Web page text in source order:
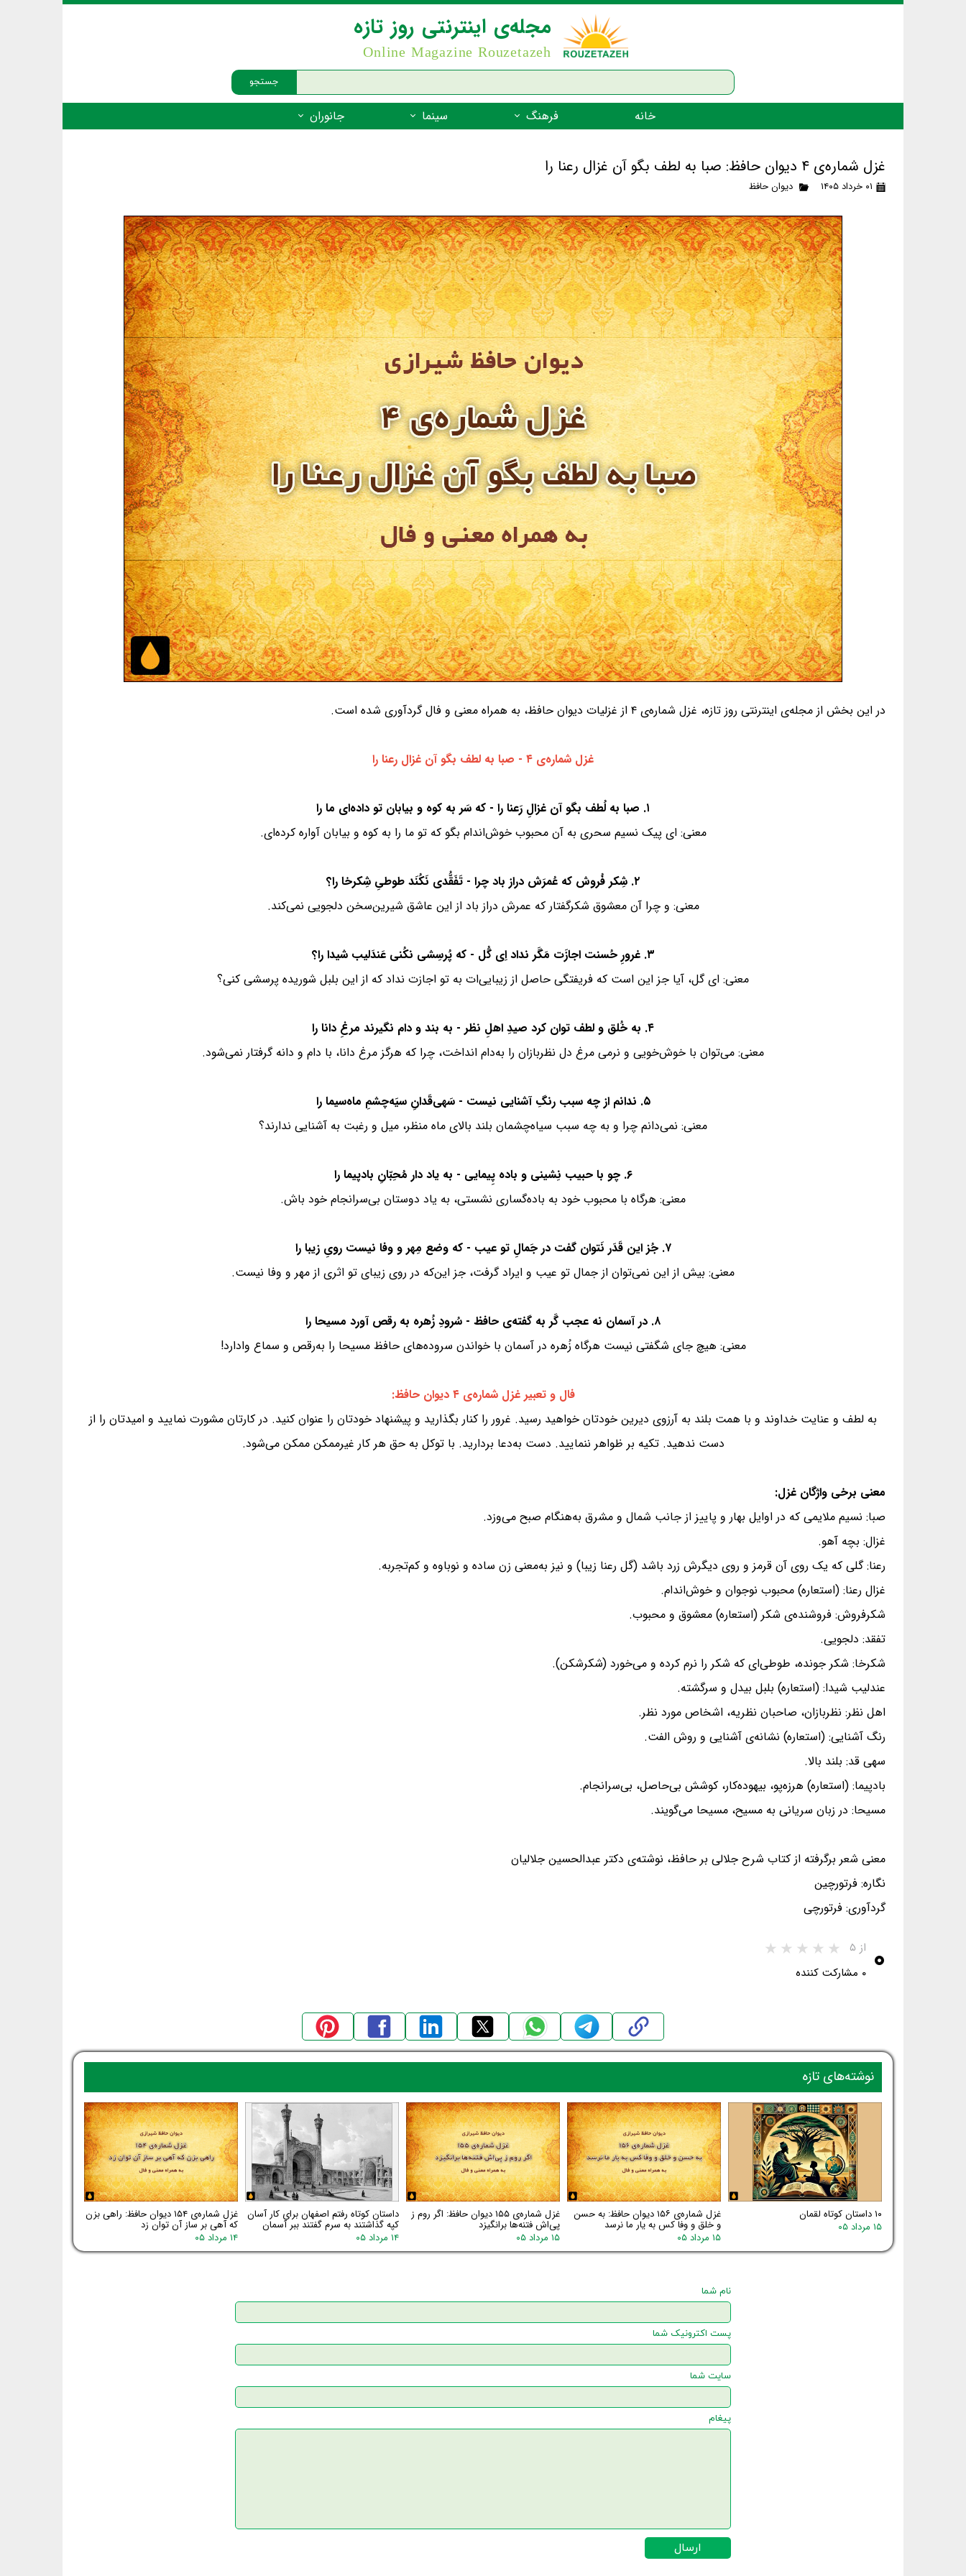
جستجو
مجله‌ی اینترنتی روز تازه
Online Magazine Rouzetazeh
خانه فرهنگ
نام‌نامه
ضرب المثل
شعر فارسی
زندگینامه‌ی بزرگان
گفتاورد
سینما جانوران
جانوران مهره‌دار - دوزیستان
جانوران مهره‌دار - ماهیان
جانوران مهره‌دار - فهرست‌ها
غزل شماره‌ی ۴ دیوان حافظ: صبا به لطف بگو آن غزال رعنا را
۰۱ خرداد ۱۴۰۵ دیوان حافظ
در این بخش از مجله‌ی اینترنتی روز تازه، غزل شماره‌ی ۴ از غزلیات دیوان حافظ، به همراه معنی و فال گردآوری شده است.
غزل شماره‌ی ۴ - صبا به لطف بگو آن غزال رعنا را
۱. صبا به لُطف بگو آن غزالِ رَعنا را - که سَر به کوه و بیابان تو داده‌ای ما را
معنی: ای پیک نسیم سحری به آن محبوب خوش‌اندام بگو که تو ما را به کوه و بیابان آواره کرده‌ای.
۲. شِکر فُروش که عُمرَش دراز باد چرا - تَفَقُّدی نَکُنَد طوطیِ شِکرخا را؟
معنی: و چرا آن معشوق شکرگفتار که عمرش دراز باد از این عاشق شیرین‌سخن دلجویی نمی‌کند.
۳. غرورِ حُسنت اجازَت مَگَر نداد اِی گُل - که پُرسِشی نکُنی عَندَلیب شیدا را؟
معنی: ای گل، آیا جز این است که فریفتگی حاصل از زیبایی‌ات به تو اجازت نداد که از این بلبل شوریده پرسشی کنی؟
۴. به خُلق و لطف توان کرد صیدِ اهلِ نظر - به بند و دام نگیرند مرغِ دانا را
معنی: می‌توان با خوش‌خویی و نرمی مرغ دل نظربازان را به‌دام انداخت، چرا که هرگز مرغ دانا، با دام و دانه گرفتار نمی‌شود.
۵. ندانم از چه سبب رنگِ آشنایی نیست - سَهی‌قَدانِ سیَه‌‌چشمِ ماه‌سیما را
معنی: نمی‌دانم چرا و به چه سبب سیاه‌چشمان بلند بالای ماه منظر، میل و رغبت به آشنایی ندارند؟
۶. چو با حبیب نِشینی و باده پِیمایی - به یاد دار مُحِبّانِ بادپیما را
معنی: هرگاه با محبوب خود به باده‌گساری نشستی، به یاد دوستان بی‌سرانجام خود باش.
۷. جُز این قَدَر نَتوان گفت در جَمالِ تو عیب - که وضع مِهر و وفا نیست رویِ زیبا را
معنی: بیش از این نمی‌توان از جمال تو عیب و ایراد گرفت، جز این‌که در روی زیبای تو اثری از مهر و وفا نیست.
۸. در آسمان نه عجب گَر به گفته‌ی حافظ - سُرودِ زُهره به رقص آورد مسیحا را
معنی: هیچ جای شگفتی نیست هرگاه زُهره در آسمان با خواندن سروده‌های حافظ مسیحا را به‌رقص و سماع وادارد!
فال و تعبیر غزل شماره‌ی ۴ دیوان حافظ:
به لطف و عنایت خداوند و با همت بلند به آرزوی دیرین خودتان خواهید رسید. غرور را کنار بگذارید و پیشنهاد خودتان را عنوان کنید. در کارتان مشورت نمایید و امیدتان را از
دست ندهید. تکیه بر ظواهر ننمایید. دست به‌دعا بردارید. با توکل به حق هر کار غیرممکن ممکن می‌شود.
معنی برخی واژگان غزل:
صبا: نسیم ملایمی که در اوایل بهار و پاییز از جانب شمال و مشرق به‌هنگام صبح می‌وزد.
غزال: بچه آهو.
رعنا: گلی که یک روی آن قرمز و روی دیگرش زرد باشد (گل رعنا زیبا) و نیز به‌معنی زن ساده و نوباوه و کم‌تجربه.
غزال رعنا: (استعاره) محبوب نوجوان و خوش‌اندام.
شکرفروش: فروشنده‌ی شکر (استعاره) معشوق و محبوب.
تفقد: دلجویی.
شکرخا: شکر جونده، طوطی‌ای که شکر را نرم کرده و می‌خورد (شکرشکن).
عندلیب شیدا: (استعاره) بلبل بیدل و سرگشته.
اهل نظر: نظربازان، صاحبان نظریه، اشخاص مورد نظر.
رنگ آشنایی: (استعاره) نشانه‌ی آشنایی و روش الفت.
سهی قد: بلند بالا.
بادپیما: (استعاره) هرزه‌پو، بیهوده‌کار، کوشش بی‌حاصل، بی‌سرانجام.
مسیحا: در زبان سریانی به مسیح، مسیحا می‌گویند.
معنی شعر برگرفته از کتاب شرح جلالی بر حافظ، نوشته‌ی دکتر عبدالحسین جلالیان
نگاره: فرتورچین
گردآوری: فرتورچی
۰ از ۵
۰ مشارکت کننده
۱۰ داستان کوتاه لقمان
۱۵ مرداد ۰۵
غزل شماره‌ی ۱۵۶ دیوان حافظ: به حسن
و خلق و وفا کس به یار ما نرسد
۱۵ مرداد ۰۵
غزل شماره‌ی ۱۵۵ دیوان حافظ: اگر روم ز
پی‌اش فتنه‌ها برانگیزد
۱۵ مرداد ۰۵
داستان کوتاه رفتم اصفهان برای کار آسان
کپه گذاشتند به سرم گفتند ببر آسمان
۱۴ مرداد ۰۵
غزل شماره‌ی ۱۵۴ دیوان حافظ: راهی بزن
که آهی بر ساز آن توان زد
۱۴ مرداد ۰۵
نوشته‌های تازه
نام شما
پست اکترونیک شما
سایت شما
پیغام
ارسال